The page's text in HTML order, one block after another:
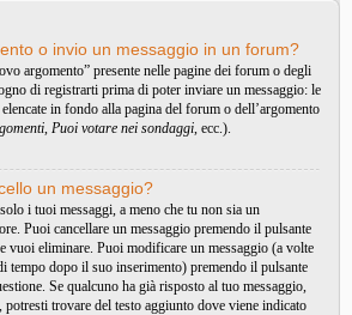
o invio un messaggio in un forum?
argomento” presente nelle pagine dei forum o degli
di registrarti prima di poter inviare un messaggio: le
in fondo alla pagina del forum o dell’argomento
, Puoi votare nei sondaggi, ecc.).
un messaggio?
i tuoi messaggi, a meno che tu non sia un
Puoi cancellare un messaggio premendo il pulsante
vuoi eliminare. Puoi modificare un messaggio (a volte
tempo dopo il suo inserimento) premendo il pulsante
Se qualcuno ha già risposto al tuo messaggio,
trovare del testo aggiunto dove viene indicato